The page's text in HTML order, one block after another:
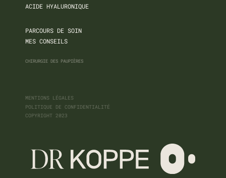
ACIDE HYALURONIQUE
PARCOURS DE SOIN
MES CONSEILS
CHIRURGIE DES PAUPIÈRES
MENTIONS LÉGALES
POLITIQUE DE CONFIDENTIALITÉ
COPYRIGHT 2023